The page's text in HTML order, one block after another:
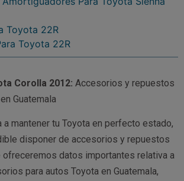
Toyota 22R
Toyota 22R
Corolla 2012: Accesorios y repuestos
Guatemala
a mantener tu Toyota en perfecto estado,
disponer de accesorios y repuestos
ofreceremos datos importantes relativa a
para autos Toyota en Guatemala,